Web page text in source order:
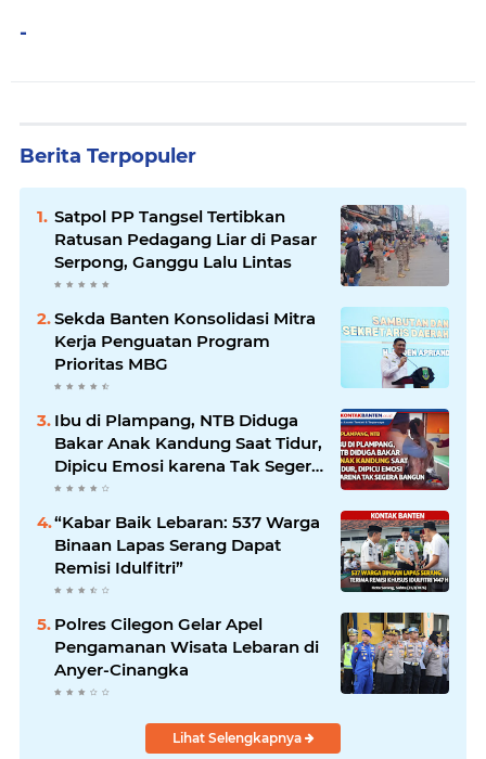
-
Berita Terpopuler
Satpol PP Tangsel Tertibkan
Ratusan Pedagang Liar di Pasar
Serpong, Ganggu Lalu Lintas
Sekda Banten Konsolidasi Mitra
Kerja Penguatan Program
Prioritas MBG
Ibu di Plampang, NTB Diduga
Bakar Anak Kandung Saat Tidur,
Dipicu Emosi karena Tak Segera
Bangun
“Kabar Baik Lebaran: 537 Warga
Binaan Lapas Serang Dapat
Remisi Idulfitri”
Polres Cilegon Gelar Apel
Pengamanan Wisata Lebaran di
Anyer-Cinangka
Lihat Selengkapnya